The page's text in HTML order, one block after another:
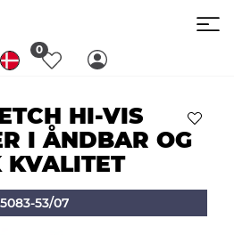
0
HI-VIS
I ÅNDBAR OG
53/07